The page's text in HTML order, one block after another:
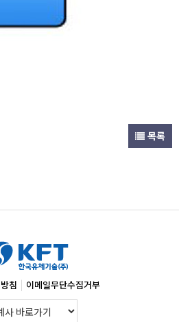
목록
침 이메일무단수집거부